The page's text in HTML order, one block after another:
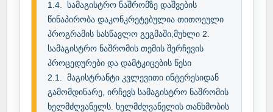
1.4.	სამაგისტრო ნაშრომზე დაშვების
წინაპირობა დაკონკრეტებულია თითოეული
პროგრამის სასწავლო გეგმაში;მუხლი 2.
სამაგისტრო ნაშრომის თემის შერჩევის
პროცედურები და დამტკიცების წესი
2.1.	მაგისტრანტი კვლევითი ინტერესიდან
გამომდინარე, ირჩევს სამაგისტრო ნაშრომის
ხელმძღვანელს. ხელმძღვანელის თანხმობის